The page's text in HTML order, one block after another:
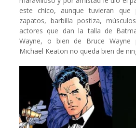
este chico, aunque tuvieran que
zapatos, barbilla postiza,
actores que dan la talla de
Wayne, o bien de Bruce Wayne
Michael Keaton no queda bien de